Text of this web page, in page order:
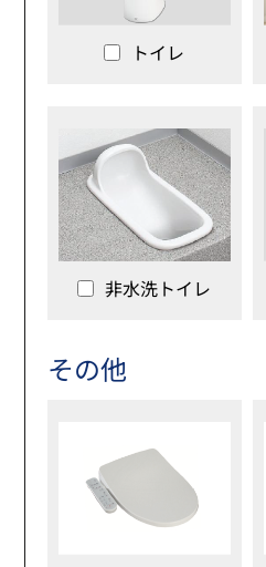
トイレ
非水洗トイレ
その他